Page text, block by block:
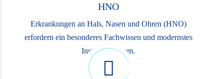
HNO
Erkrankungen an Hals, Nasen und Ohren (HNO)
erfordern ein besonderes Fachwissen und modernstes
Instrumentarium.